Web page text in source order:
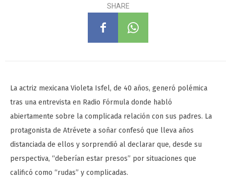
SHARE
La actriz mexicana Violeta Isfel, de 40 años, generó polémica
tras una entrevista en Radio Fórmula donde habló
abiertamente sobre la complicada relación con sus padres. La
protagonista de Atrévete a soñar confesó que lleva años
distanciada de ellos y sorprendió al declarar que, desde su
perspectiva, “deberían estar presos” por situaciones que
calificó como “rudas” y complicadas.